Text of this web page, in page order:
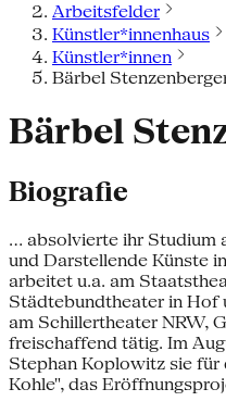
Arbeitsfelder
Künstler*innenhaus
Künstler*innen
Bärbel
Bärbel
Biografie
... absolvierte ihr Studium
und Darstellende Künste
arbeitet u.a. am
Städtebundtheater in Hof
am Schillertheater NRW,
freischaffend tätig. Im
Stephan Koplowitz sie
Kohle", das